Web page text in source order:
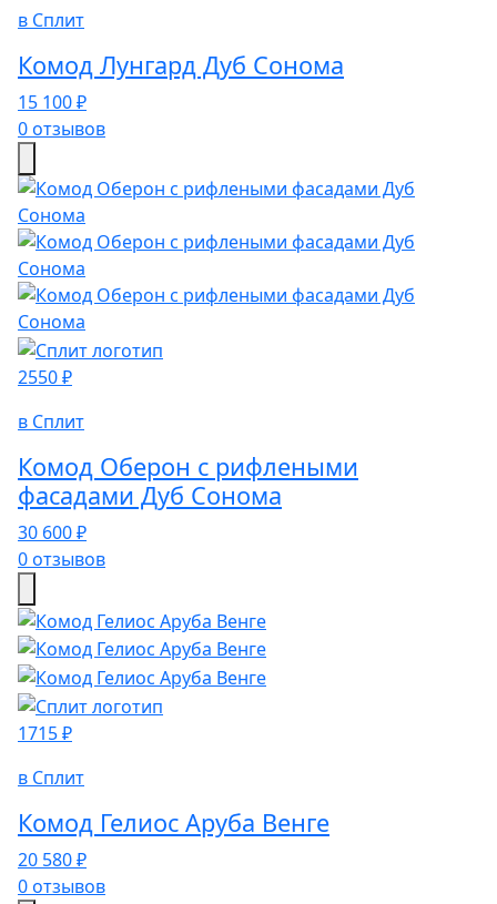
в Сплит
Комод Лунгард Дуб Сонома
15 100 ₽
0 отзывов
2550 ₽
в Сплит
Комод Оберон с рифлеными
фасадами Дуб Сонома
30 600 ₽
0 отзывов
1715 ₽
в Сплит
Комод Гелиос Аруба Венге
20 580 ₽
0 отзывов